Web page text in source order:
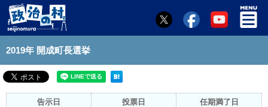
2019年 開成町長選挙
告示日 投票日 任期満了日